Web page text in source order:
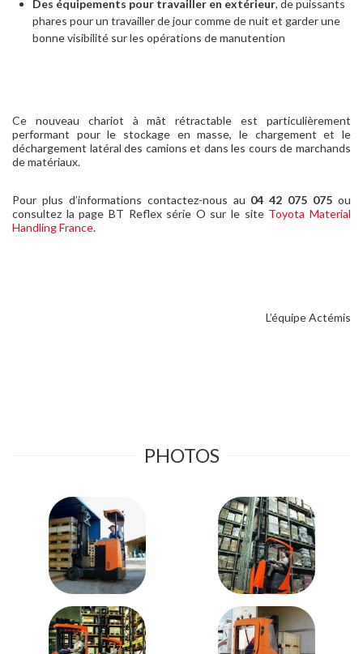
Des équipements pour travailler en extérieur, de puissants
phares pour un travailler de jour comme de nuit et garder une
bonne visibilité sur les opérations de manutention
Ce nouveau chariot à mât rétractable est particulièrement
performant pour le stockage en masse, le chargement et le
déchargement latéral des camions et dans les cours de marchands
de matériaux.
Pour plus d’informations contactez-nous au 04 42 075 075 ou
consultez la page BT Reflex série O sur le site Toyota Material
Handling France.
L’équipe Actémis
PHOTOS